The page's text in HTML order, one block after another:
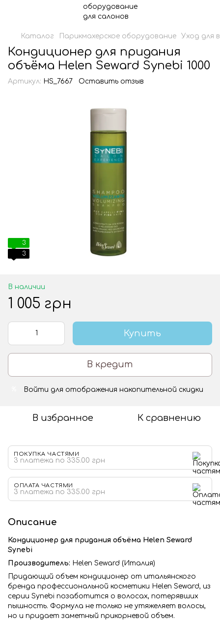
Каталог Парикмахерское оборудование Уход для
Кондиционер для придания
объёма Helen Seward Synebi 1000
Артикул: HS_7667 Оставить отзыв
3
3
В наличии
1 005 грн
Купить
В кредит
Войти для отображения накопительной скидки
В избранное К сравнению
ПОКУПКА ЧАСТЯМИ
3 платежа по 335.00 грн
ОПЛАТА ЧАСТЯМИ
3 платежа по 335.00 грн
Описание
Кондиционер для придания объёма Helen Seward
Synebi
Производитель: Helen Seward (Италия)
Придающий объем кондиционер от итальянского
бренда профессиональной косметики Helen Seward, из
серии Synebi позаботится о волосах, потерявших
пышность. Формула не только не утяжеляет волосы,
но и придает заметный прикорневой объем.